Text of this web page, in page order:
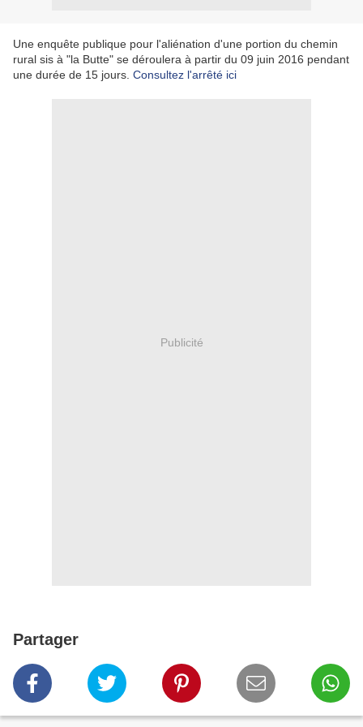
Une enquête publique pour l'aliénation d'une portion du chemin
rural sis à "la Butte" se déroulera à partir du 09 juin 2016 pendant
une durée de 15 jours. Consultez l'arrêté ici
Publicité
Partager